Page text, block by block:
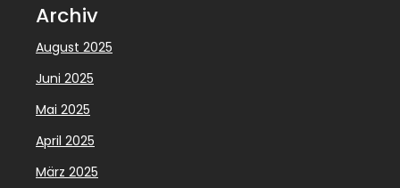
Archiv
August 2025
Juni 2025
Mai 2025
April 2025
März 2025